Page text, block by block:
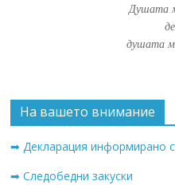
Душата
душата
На вашето внимание
➡ Декларация информирано
➡ Следобедни закуски